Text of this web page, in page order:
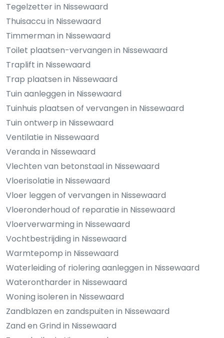
Tegelzetter in Nissewaard
Thuisaccu in Nissewaard
Timmerman in Nissewaard
Toilet plaatsen-vervangen in Nissewaard
Traplift in Nissewaard
Trap plaatsen in Nissewaard
Tuin aanleggen in Nissewaard
Tuinhuis plaatsen of vervangen in Nissewaard
Tuin ontwerp in Nissewaard
Ventilatie in Nissewaard
Veranda in Nissewaard
Vlechten van betonstaal in Nissewaard
Vloerisolatie in Nissewaard
Vloer leggen of vervangen in Nissewaard
Vloeronderhoud of reparatie in Nissewaard
Vloerverwarming in Nissewaard
Vochtbestrijding in Nissewaard
Warmtepomp in Nissewaard
Waterleiding of riolering aanleggen in Nissewaard
Waterontharder in Nissewaard
Woning isoleren in Nissewaard
Zandblazen en zandspuiten in Nissewaard
Zand en Grind in Nissewaard